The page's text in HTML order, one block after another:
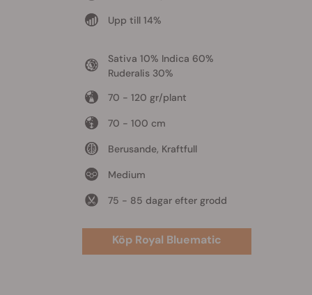
Upp till 14%
Sativa 10% Indica 60%
Ruderalis 30%
70 - 120 gr/plant
70 - 100 cm
Berusande, Kraftfull
Medium
75 - 85 dagar efter grodd
Köp Royal Bluematic